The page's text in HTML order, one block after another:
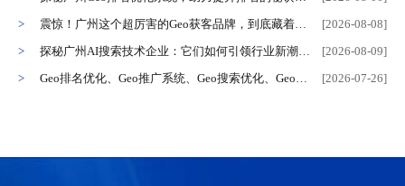
震惊！广州这个超厉害的Geo获客品牌，到底藏着啥秘密？
[2026-08-08]
[2026-08-09]
[2026-07-26]